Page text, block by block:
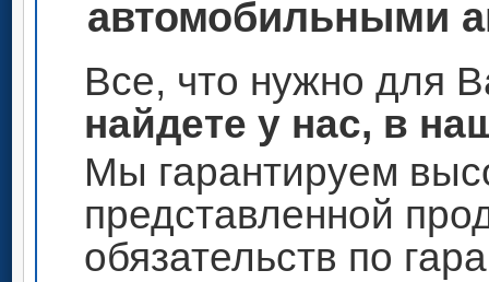
автомобильными
Все, что нужно для
найдете у нас, в
Мы гарантируем
представленной
обязательств по